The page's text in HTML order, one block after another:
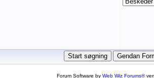
Forum Software by Web Wiz Forums®